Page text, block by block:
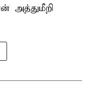
அத்துமீறி